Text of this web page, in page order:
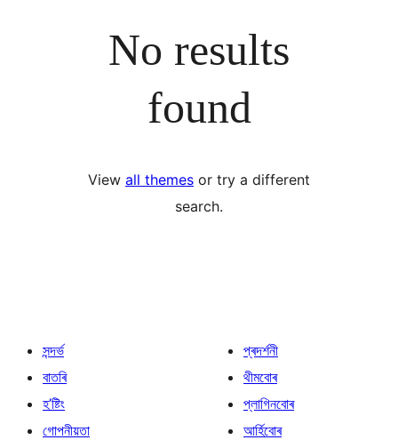
No results
found
View all themes or try a different
search.
সন্দৰ্ভ
বাতৰি
হ’ষ্টিং
গোপনীয়তা
প্ৰদৰ্শনী
থীমবোৰ
প্লাগিনবোৰ
আৰ্হিবোৰ